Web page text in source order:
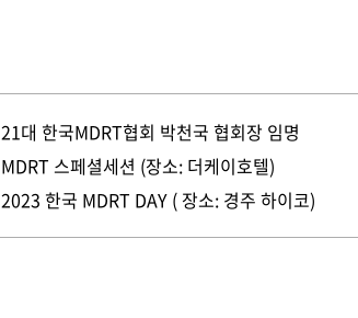
21대 한국MDRT협회 박천국 협회장 임명
MDRT 스페셜세션 (장소: 더케이호텔)
2023 한국 MDRT DAY ( 장소: 경주 하이코)